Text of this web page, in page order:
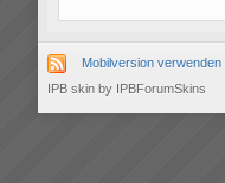
Mobilversion verwenden
IPB skin by IPBForumSkins